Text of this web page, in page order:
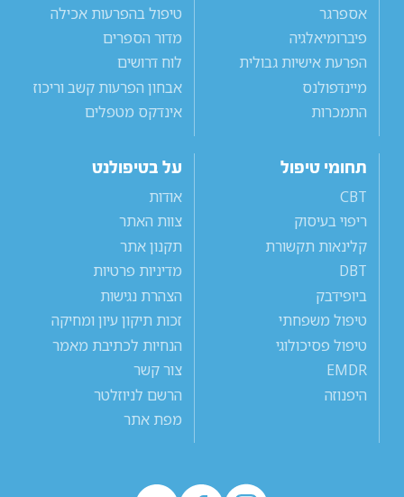
אספרגר
פיברומיאלגיה
הפרעת אישיות גבולית
מיינדפולנס
התמכרות
טיפול בהפרעות אכילה
מדור הספרים
לוח דרושים
אבחון הפרעות קשב וריכוז
אינדקס מטפלים
תחומי טיפול
CBT
ריפוי בעיסוק
קלינאות תקשורת
DBT
ביופידבק
טיפול משפחתי
טיפול פסיכולוגי
EMDR
היפנוזה
על בטיפולנט
אודות
צוות האתר
תקנון אתר
מדיניות פרטיות
הצהרת נגישות
זכות תיקון עיון ומחיקה
הנחיות לכתיבת מאמר
צור קשר
הרשם לניוזלטר
מפת אתר